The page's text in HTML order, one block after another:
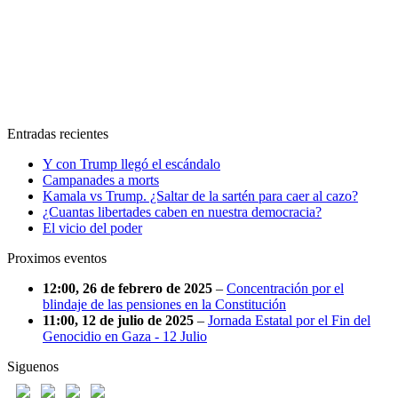
Entradas recientes
Y con Trump llegó el escándalo
Campanades a morts
Kamala vs Trump. ¿Saltar de la sartén para caer al cazo?
¿Cuantas libertades caben en nuestra democracia?
El vicio del poder
Proximos eventos
12:00, 26 de febrero de 2025 – Concentración por el
blindaje de las pensiones en la Constitución
11:00, 12 de julio de 2025 – Jornada Estatal por el Fin del
Genocidio en Gaza - 12 Julio
Siguenos